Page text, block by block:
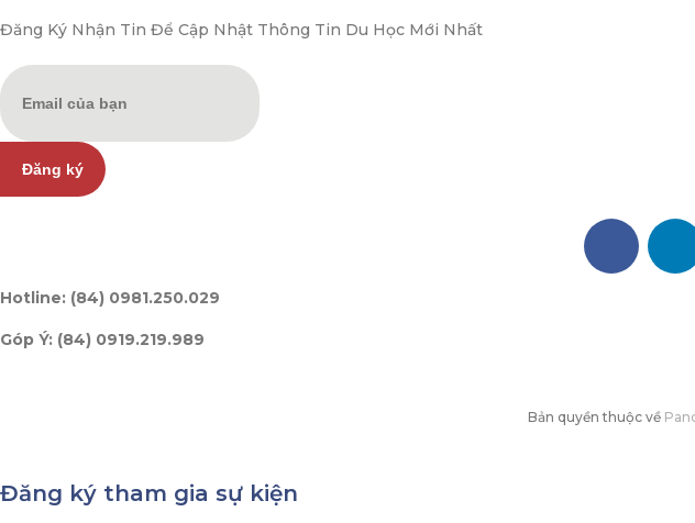
Đăng Ký Nhận Tin Để Cập Nhật Thông Tin Du Học Mới Nhất
Đăng ký
Hotline: (84) 0981.250.029
Góp Ý: (84) 0919.219.989
Bản quyền thuộc về
Đăng ký tham gia sự kiện